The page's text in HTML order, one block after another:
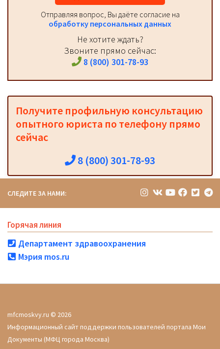
Отправляя вопрос, Вы даёте согласие на
обработку персональных данных
Не хотите ждать?
Звоните прямо сейчас:
8 (800) 301-78-93
Получите профильную консультацию
опытного юриста по телефону прямо
сейчас
8 (800) 301-78-93
СЛЕДИТЕ ЗА НАМИ:
Горячая линия
Департамент здравоохранения
Мэрия mos.ru
mfcmoskvy.ru © 2026
Информационный сайт поддержки пользователей портала Мои
Документы (МФЦ города Москва)